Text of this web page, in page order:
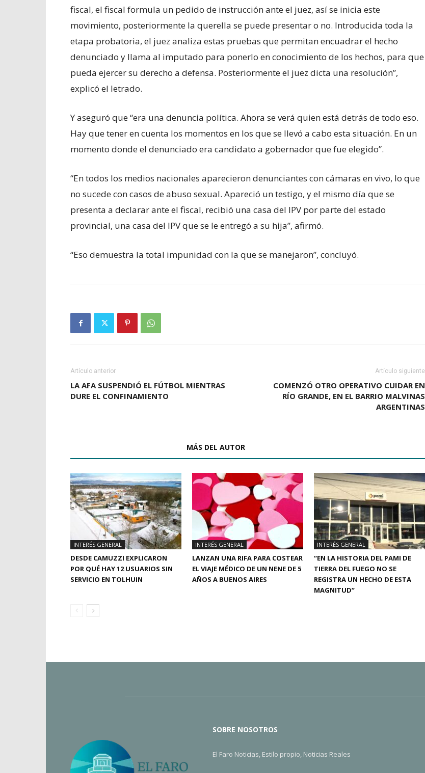
fiscal, el fiscal formula un pedido de instrucción ante el juez, así se inicia este
movimiento, posteriormente la querella se puede presentar o no. Introducida toda la
etapa probatoria, el juez analiza estas pruebas que permitan encuadrar el hecho
denunciado y llama al imputado para ponerlo en conocimiento de los hechos, para que
pueda ejercer su derecho a defensa. Posteriormente el juez dicta una resolución”,
explicó el letrado.
Y aseguró que “era una denuncia política. Ahora se verá quien está detrás de todo eso.
Hay que tener en cuenta los momentos en los que se llevó a cabo esta situación. En un
momento donde el denunciado era candidato a gobernador que fue elegido”.
“En todos los medios nacionales aparecieron denunciantes con cámaras en vivo, lo que
no sucede con casos de abuso sexual. Apareció un testigo, y el mismo día que se
presenta a declarar ante el fiscal, recibió una casa del IPV por parte del estado
provincial, una casa del IPV que se le entregó a su hija”, afirmó.
“Eso demuestra la total impunidad con la que se manejaron”, concluyó.
Artículo anterior
LA AFA SUSPENDIÓ EL FÚTBOL MIENTRAS
DURE EL CONFINAMIENTO
Artículo siguiente
COMENZÓ OTRO OPERATIVO CUIDAR EN
RÍO GRANDE, EN EL BARRIO MALVINAS
ARGENTINAS
MÁS DEL AUTOR
INTERÉS GENERAL
DESDE CAMUZZI EXPLICARON
POR QUÉ HAY 12 USUARIOS SIN
SERVICIO EN TOLHUIN
INTERÉS GENERAL
LANZAN UNA RIFA PARA COSTEAR
EL VIAJE MÉDICO DE UN NENE DE 5
AÑOS A BUENOS AIRES
INTERÉS GENERAL
“EN LA HISTORIA DEL PAMI DE
TIERRA DEL FUEGO NO SE
REGISTRA UN HECHO DE ESTA
MAGNITUD”
SOBRE NOSOTROS
El Faro Noticias, Estilo propio, Noticias Reales